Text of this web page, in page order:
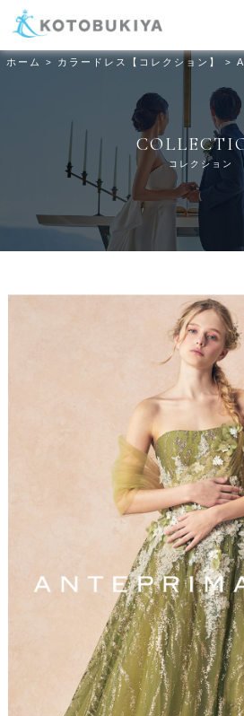
ホーム > カラードレス【コレクション】 >
コレクション